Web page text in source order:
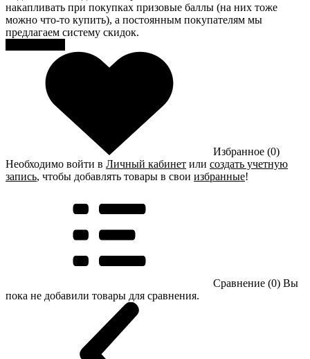
накапливать при покупках призовые баллы (на них тоже
можно что-то купить), а постоянным покупателям мы
предлагаем систему скидок.
Избранное (0)
Необходимо войти в Личный кабинет или создать учетную
запись, чтобы добавлять товары в свои избранные!
Сравнение (0) Вы
пока не добавили товары для сравнения.